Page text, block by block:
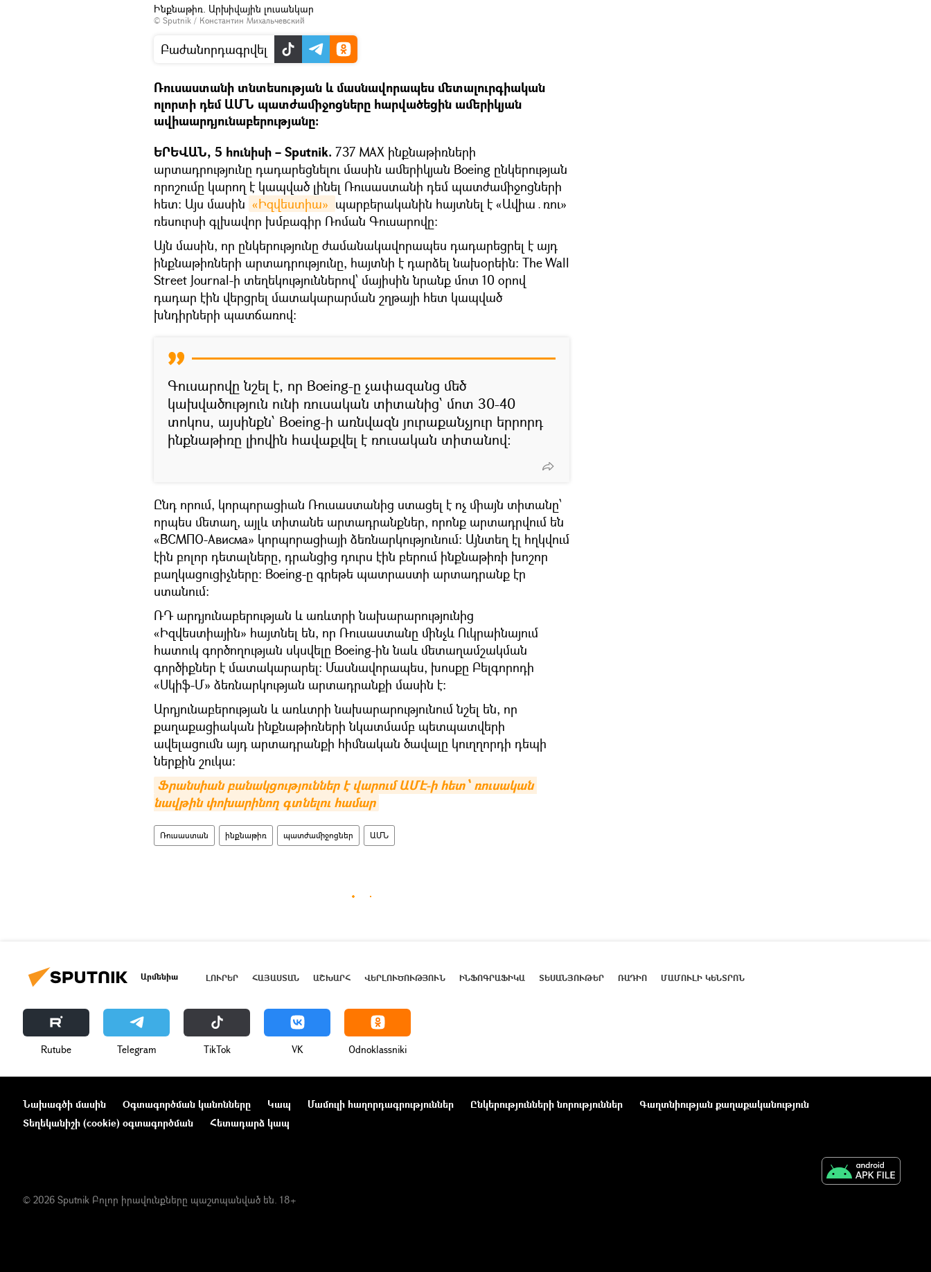
Ինքնաթիռ. Արխիվային լուսանկար
© Sputnik / Константин Михальчевский
Բաժանորդագրվել
Ռուսաստանի տնտեսության և մասնավորապես մետալուրգիական
ոլորտի դեմ ԱՄՆ պատժամիջոցները հարվածեցին ամերիկյան
ավիաարդյունաբերությանը։
ԵՐԵՎԱՆ, 5 հունիսի – Sputnik. 737 MAX ինքնաթիռների
արտադրությունը դադարեցնելու մասին ամերիկյան Boeing ընկերության
որոշումը կարող է կապված լինել Ռուսաստանի դեմ պատժամիջոցների
հետ։ Այս մասին «Իզվեստիա» պարբերականին հայտնել է «Ավիա․ռու»
ռեսուրսի գլխավոր խմբագիր Ռոման Գուսարովը։
Այն մասին, որ ընկերությունը ժամանակավորապես դադարեցրել է այդ
ինքնաթիռների արտադրությունը, հայտնի է դարձել նախօրեին։ The Wall
Street Journal-ի տեղեկություններով՝ մայիսին նրանք մոտ 10 օրով
դադար էին վերցրել մատակարարման շղթայի հետ կապված
խնդիրների պատճառով:
Գուսարովը նշել է, որ Boeing-ը չափազանց մեծ
կախվածություն ունի ռուսական տիտանից՝ մոտ 30-40
տոկոս, այսինքն՝ Boeing-ի առնվազն յուրաքանչյուր երրորդ
ինքնաթիռը լիովին հավաքվել է ռուսական տիտանով:
Ընդ որում, կորպորացիան Ռուսաստանից ստացել է ոչ միայն տիտանը՝
որպես մետաղ, այլև տիտանե արտադրանքներ, որոնք արտադրվում են
«ВСМПО-Ависма» կորպորացիայի ձեռնարկությունում: Այնտեղ էլ հղկվում
էին բոլոր դետալները, դրանցից դուրս էին բերում ինքնաթիռի խոշոր
բաղկացուցիչները։ Boeing-ը գրեթե պատրաստի արտադրանք էր
ստանում։
ՌԴ արդյունաբերության և առևտրի նախարարությունից
«Իզվեստիային» հայտնել են, որ Ռուսաստանը մինչև Ուկրաինայում
հատուկ գործողության սկսվելը Boeing-ին նաև մետաղամշակման
գործիքներ է մատակարարել: Մասնավորապես, խոսքը Բելգորոդի
«Սկիֆ-Մ» ձեռնարկության արտադրանքի մասին է։
Արդյունաբերության և առևտրի նախարարությունում նշել են, որ
քաղաքացիական ինքնաթիռների նկատմամբ պետպատվերի
ավելացումն այդ արտադրանքի հիմնական ծավալը կուղղորդի դեպի
ներքին շուկա:
Ֆրանսիան բանակցություններ է վարում ԱՄԷ-ի հետ՝ ռուսական
նավթին փոխարինող գտնելու համար
Ռուսաստան ինքնաթիռ պատժամիջոցներ ԱՄՆ
Արմենիա ԼՈՒՐԵՐ ՀԱՅԱՍՏԱՆ ԱՇԽԱՐՀ ՎԵՐԼՈՒԾՈՒԹՅՈՒՆ ԻՆՖՈԳՐԱՖԻԿԱ ՏԵՍԱՆՅՈՒԹԵՐ ՌԱԴԻՈ ՄԱՄՈՒԼԻ ԿԵՆՏՐՈՆ
Rutube Telegram ТikТоk VK Odnoklassniki
Նախագծի մասին Օգտագործման կանոնները Կապ Մամուլի հաղորդագրություններ Ընկերությունների նորություններ
Գաղտնիության քաղաքականություն
Տեղեկանիշի (cookie) օգտագործման
Հետադարձ կապ
© 2026 Sputnik Բոլոր իրավունքները պաշտպանված են. 18+